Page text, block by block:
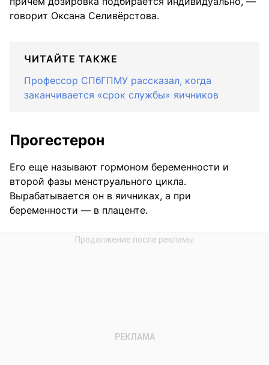
говорит Оксана Селивёрстова.
ЧИТАЙТЕ ТАКЖЕ
Профессор СПбГПМУ рассказал, когда
заканчивается «срок службы» яичников
Прогестерон
Его еще называют гормоном беременности и
второй фазы менструального цикла.
Вырабатывается он в яичниках, а при
беременности — в плаценте.